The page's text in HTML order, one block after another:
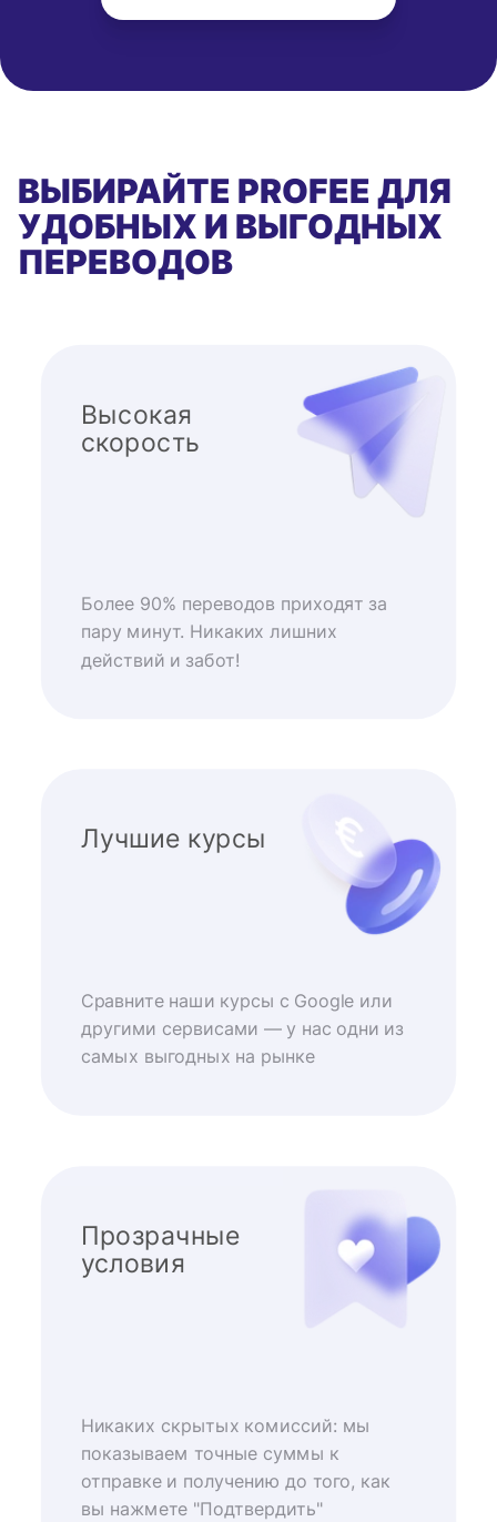
ВЫБИРАЙТЕ PROFEE ДЛЯ
УДОБНЫХ И ВЫГОДНЫХ
ПЕРЕВОДОВ
Высокая
скорость
Более 90% переводов приходят за
пару минут. Никаких лишних
действий и забот!
Лучшие курсы
Сравните наши курсы с Google или
другими сервисами — у нас одни из
самых выгодных на рынке
Прозрачные
условия
Никаких скрытых комиссий: мы
показываем точные суммы к
отправке и получению до того, как
вы нажмете "Подтвердить"